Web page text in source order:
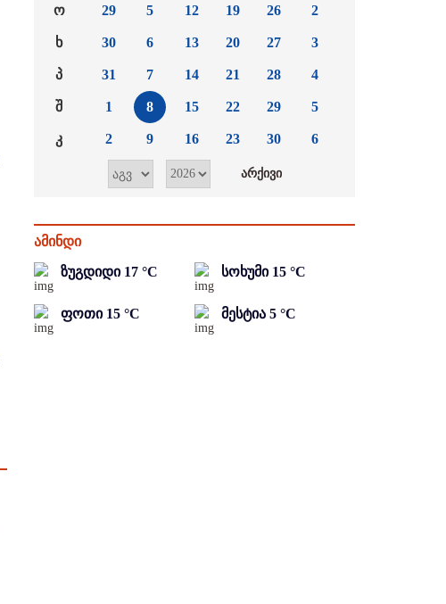
ო
ხ
პ
შ
კ
29
30
31
1
2
5
6
7
8
9
12
13
14
15
16
19
20
21
22
23
26
27
28
29
30
2
3
4
5
6
ამინდი
ზუგდიდი 17 °C სოხუმი 15 °C
ფოთი 15 °C მესტია 5 °C